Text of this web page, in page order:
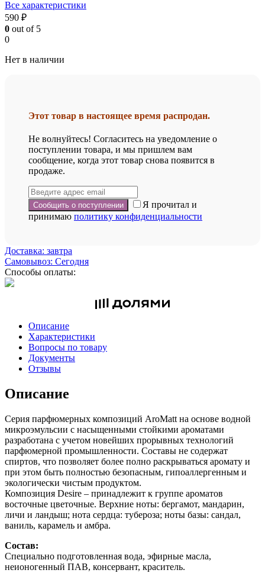
Все характеристики
590 ₽
0 out of 5
0
Нет в наличии
Этот товар в настоящее время распродан.
Не волнуйтесь! Согласитесь на уведомление о
поступлении товара, и мы пришлем вам
сообщение, когда этот товар снова появится в
продаже.
Я прочитал и
принимаю политику конфиденциальности
Доставка: завтра
Самовывоз: Сегодня
Способы оплаты:
Описание
Характеристики
Вопросы по товару
Документы
Отзывы
Описание
Серия парфюмерных композиций AroMatt на основе водной
микроэмульсии с насыщенными стойкими ароматами
разработана с учетом новейших прорывных технологий
парфюмерной промышленности. Составы не содержат
спиртов, что позволяет более полно раскрываться аромату и
при этом быть полностью безопасным, гипоаллергенным и
экологически чистым продуктом.
Композиция Desire – принадлежит к группе ароматов
восточные цветочные. Верхние ноты: бергамот, мандарин,
личи и ландыш; нота сердца: тубероза; ноты базы: сандал,
ваниль, карамель и амбра.
Состав:
Специально подготовленная вода, эфирные масла,
неионогенный ПАВ, консервант, краситель.